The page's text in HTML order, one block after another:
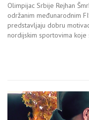
Olimpijac Srbije Rejhan
održanim međunarodnim
predstavljaju dobru
nordijskim sportovima